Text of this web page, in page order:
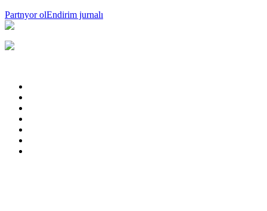
Partnyor olEndirim jurnalı